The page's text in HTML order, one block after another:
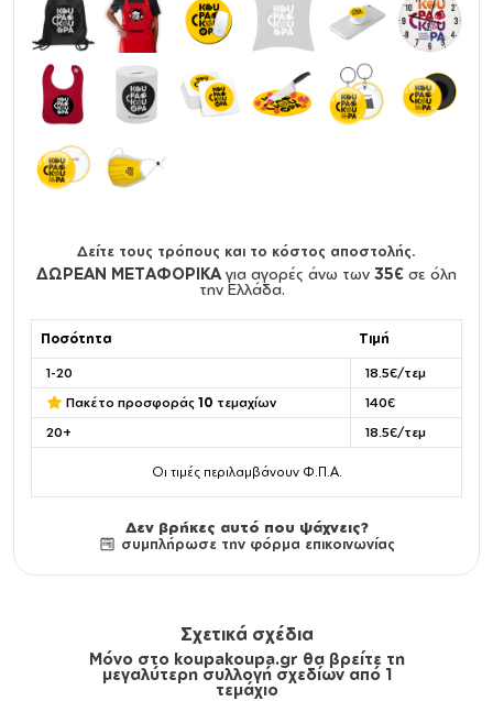
Δείτε τους τρόπους και το κόστος αποστολής.
ΔΩΡΕΑΝ ΜΕΤΑΦΟΡΙΚΑ για αγορές άνω των 35€ σε όλη
την Ελλάδα.
Ποσότητα Τιμή
1-20
18.5€/τεμ
Πακέτο προσφοράς 10 τεμαχίων
140€
20+
18.5€/τεμ
Οι τιμές περιλαμβάνουν Φ.Π.Α.
Δεν βρήκες αυτό που ψάχνεις?
συμπλήρωσε την φόρμα επικοινωνίας
Σχετικά σχέδια
Μόνο στο koupakoupa.gr θα βρείτε τη
μεγαλύτερη συλλογή σχεδίων από 1
τεμάχιο